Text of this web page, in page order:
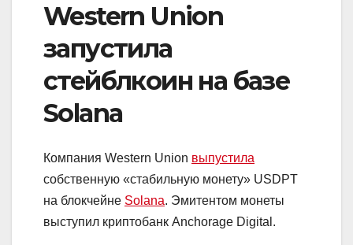
Western Union
запустила
стейблкоин на базе
Solana
Компания Western Union выпустила
собственную «стабильную монету» USDPT
на блокчейне Solana. Эмитентом монеты
выступил криптобанк Anchorage Digital.